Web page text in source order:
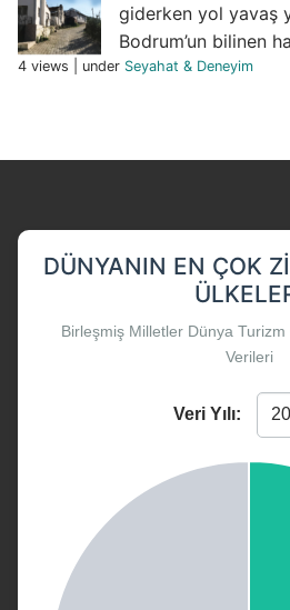
giderken yol yavaş
Bodrum’un bilinen
4 views under Seyahat & Deneyim
DÜNYANIN EN ÇOK
Birleşmiş Milletler Dünya
Verileri
Veri Yılı: